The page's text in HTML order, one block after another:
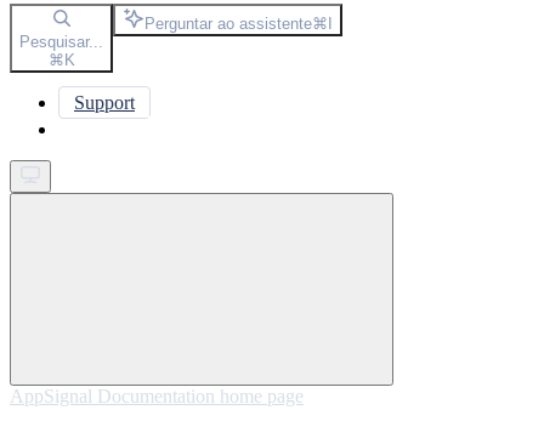
Pesquisar...
⌘K
Perguntar ao assistente⌘I
Support
AppSignal Documentation home page